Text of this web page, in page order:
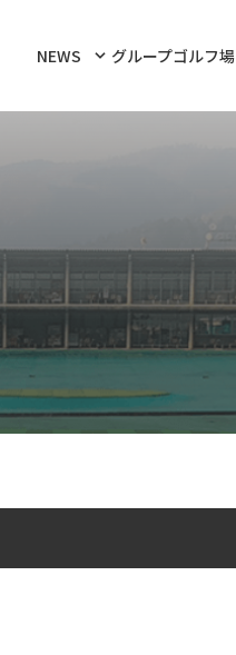
NEWS グループゴルフ場